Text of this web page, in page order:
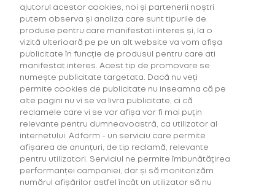
ajutorul acestor cookies, noi și partenerii noștri
putem observa și analiza care sunt tipurile de
produse pentru care manifestati interes și, la o
vizită ulterioară pe pe un alt website va vom afișa
publicitate în funcție de produsul pentru care ati
manifestat interes. Acest tip de promovare se
numește publicitate targetata. Dacă nu veți
permite cookies de publicitate nu inseamna că pe
alte pagini nu vi se va livra publicitate, ci că
reclamele care vi se vor afișa vor fi mai puțin
relevante pentru dumneavoastră, ca utilizator al
internetului. Adform - un serviciu care permite
afișarea de anunțuri, de tip reclamă, relevante
pentru utilizatori. Serviciul ne permite îmbunătățirea
performanței campaniei, dar și să monitorizăm
numărul afișărilor astfel încât un utilizator să nu